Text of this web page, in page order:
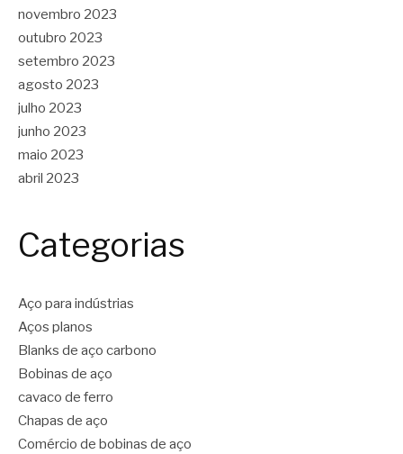
novembro 2023
outubro 2023
setembro 2023
agosto 2023
julho 2023
junho 2023
maio 2023
abril 2023
Categorias
Aço para indústrias
Aços planos
Blanks de aço carbono
Bobinas de aço
cavaco de ferro
Chapas de aço
Comércio de bobinas de aço